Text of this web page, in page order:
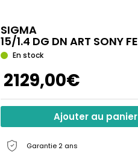
SIGMA
15/1.4 DG DN ART SONY FE
En stock
2129,00€
Ajouter au panier
Garantie 2 ans